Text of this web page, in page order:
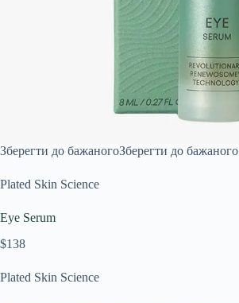
Зберегти до бажаногоЗберегти до бажаного
Plated Skin Science
Eye Serum
$138
Plated Skin Science